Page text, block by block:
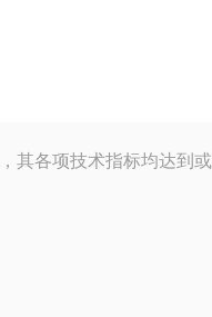
其各项技术指标均达到